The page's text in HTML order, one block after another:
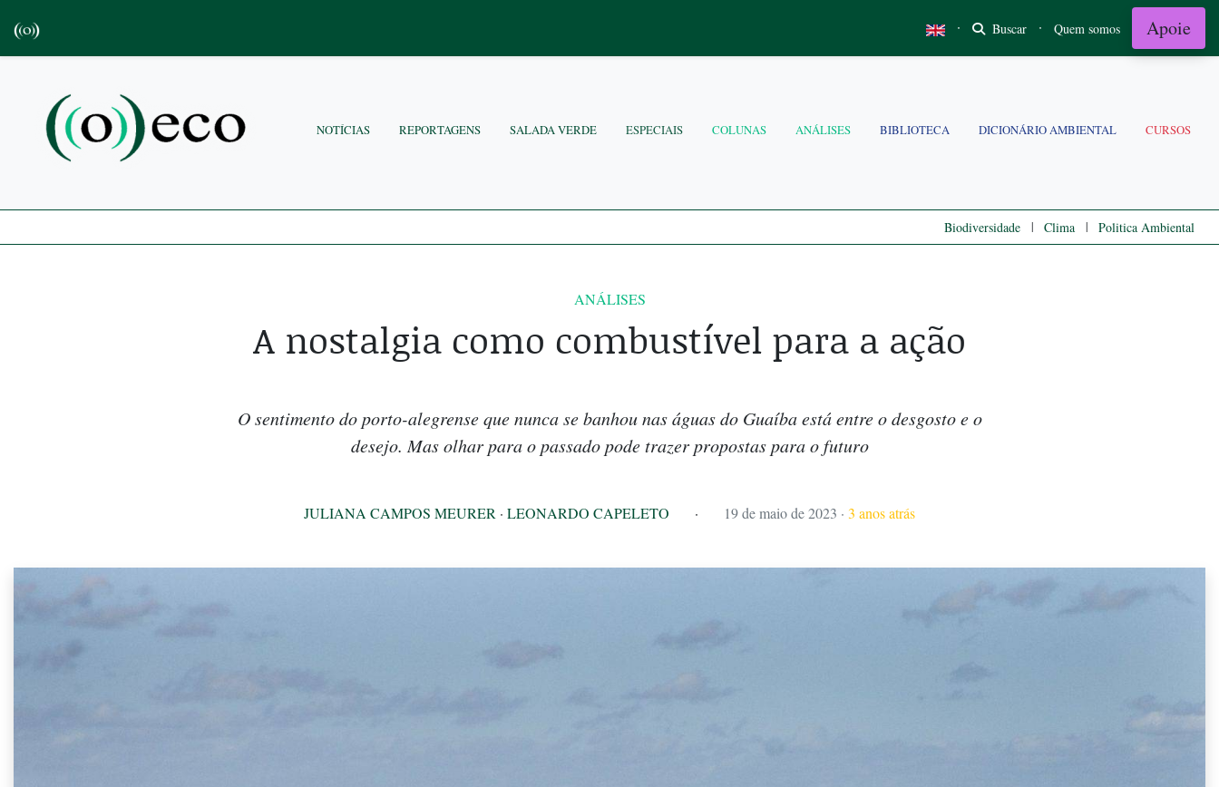
· Buscar · Quem somos Apoie
NOTÍCIAS REPORTAGENS SALADA VERDE ESPECIAIS COLUNAS ANÁLISES BIBLIOTECA DICIONÁRIO AMBIENTAL CURSOS
Biodiversidade | Clima | Politica Ambiental
ANÁLISES
A nostalgia como combustível para a ação
O sentimento do porto-alegrense que nunca se banhou nas águas do Guaíba está entre o desgosto e o
desejo. Mas olhar para o passado pode trazer propostas para o futuro
JULIANA CAMPOS MEURER · LEONARDO CAPELETO · 19 de maio de 2023 · 3 anos atrás